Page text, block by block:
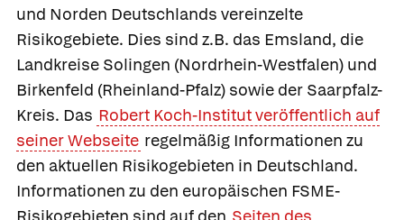
und Norden Deutschlands vereinzelte
Risikogebiete. Dies sind z.B. das Emsland, die
Landkreise Solingen (Nordrhein-Westfalen) und
Birkenfeld (Rheinland-Pfalz) sowie der Saarpfalz-
Kreis. Das Robert Koch-Institut veröffentlich auf
seiner Webseite regelmäßig Informationen zu
den aktuellen Risikogebieten in Deutschland.
Informationen zu den europäischen FSME-
Risikogebieten sind auf den Seiten des